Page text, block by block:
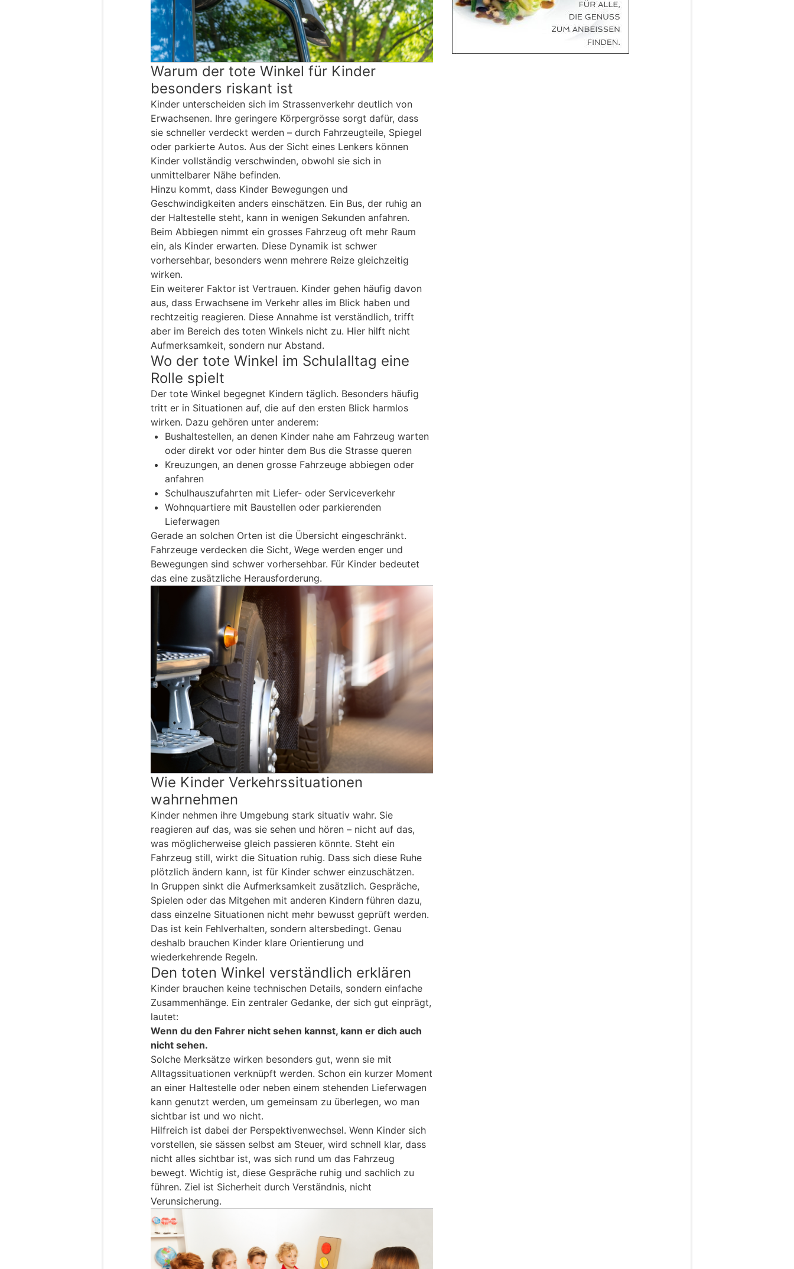
Warum der tote Winkel für Kinder
besonders riskant ist
Kinder unterscheiden sich im Strassenverkehr deutlich von
Erwachsenen. Ihre geringere Körpergrösse sorgt dafür, dass
sie schneller verdeckt werden – durch Fahrzeugteile, Spiegel
oder parkierte Autos. Aus der Sicht eines Lenkers können
Kinder vollständig verschwinden, obwohl sie sich in
unmittelbarer Nähe befinden.
Hinzu kommt, dass Kinder Bewegungen und
Geschwindigkeiten anders einschätzen. Ein Bus, der ruhig an
der Haltestelle steht, kann in wenigen Sekunden anfahren.
Beim Abbiegen nimmt ein grosses Fahrzeug oft mehr Raum
ein, als Kinder erwarten. Diese Dynamik ist schwer
vorhersehbar, besonders wenn mehrere Reize gleichzeitig
wirken.
Ein weiterer Faktor ist Vertrauen. Kinder gehen häufig davon
aus, dass Erwachsene im Verkehr alles im Blick haben und
rechtzeitig reagieren. Diese Annahme ist verständlich, trifft
aber im Bereich des toten Winkels nicht zu. Hier hilft nicht
Aufmerksamkeit, sondern nur Abstand.
Wo der tote Winkel im Schulalltag eine
Rolle spielt
Der tote Winkel begegnet Kindern täglich. Besonders häufig
tritt er in Situationen auf, die auf den ersten Blick harmlos
wirken. Dazu gehören unter anderem:
Bushaltestellen, an denen Kinder nahe am Fahrzeug warten
oder direkt vor oder hinter dem Bus die Strasse queren
Kreuzungen, an denen grosse Fahrzeuge abbiegen oder
anfahren
Schulhauszufahrten mit Liefer- oder Serviceverkehr
Wohnquartiere mit Baustellen oder parkierenden
Lieferwagen
Gerade an solchen Orten ist die Übersicht eingeschränkt.
Fahrzeuge verdecken die Sicht, Wege werden enger und
Bewegungen sind schwer vorhersehbar. Für Kinder bedeutet
das eine zusätzliche Herausforderung.
Wie Kinder Verkehrssituationen
wahrnehmen
Kinder nehmen ihre Umgebung stark situativ wahr. Sie
reagieren auf das, was sie sehen und hören – nicht auf das,
was möglicherweise gleich passieren könnte. Steht ein
Fahrzeug still, wirkt die Situation ruhig. Dass sich diese Ruhe
plötzlich ändern kann, ist für Kinder schwer einzuschätzen.
In Gruppen sinkt die Aufmerksamkeit zusätzlich. Gespräche,
Spielen oder das Mitgehen mit anderen Kindern führen dazu,
dass einzelne Situationen nicht mehr bewusst geprüft werden.
Das ist kein Fehlverhalten, sondern altersbedingt. Genau
deshalb brauchen Kinder klare Orientierung und
wiederkehrende Regeln.
Den toten Winkel verständlich erklären
Kinder brauchen keine technischen Details, sondern einfache
Zusammenhänge. Ein zentraler Gedanke, der sich gut einprägt,
lautet:
Wenn du den Fahrer nicht sehen kannst, kann er dich auch
nicht sehen.
Solche Merksätze wirken besonders gut, wenn sie mit
Alltagssituationen verknüpft werden. Schon ein kurzer Moment
an einer Haltestelle oder neben einem stehenden Lieferwagen
kann genutzt werden, um gemeinsam zu überlegen, wo man
sichtbar ist und wo nicht.
Hilfreich ist dabei der Perspektivenwechsel. Wenn Kinder sich
vorstellen, sie sässen selbst am Steuer, wird schnell klar, dass
nicht alles sichtbar ist, was sich rund um das Fahrzeug
bewegt. Wichtig ist, diese Gespräche ruhig und sachlich zu
führen. Ziel ist Sicherheit durch Verständnis, nicht
Verunsicherung.